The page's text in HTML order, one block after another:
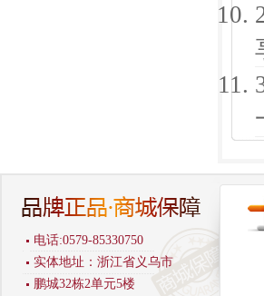
电话:0579-85330750
实体地址：浙江省义乌市
鹏城32栋2单元5楼